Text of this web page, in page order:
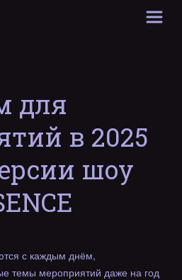
для
в 2025
шоу
с каждым днём,
темы мероприятий даже на год